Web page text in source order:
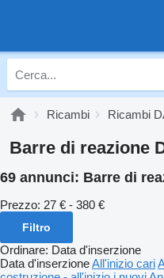
Ricambi Ricambi
Barre di reazione
69 annunci: Barre di
Prezzo: 27 € - 380 €
Filtro
Ordinare: Data d'inserzione
Data d'inserzioneAll'inizio cari